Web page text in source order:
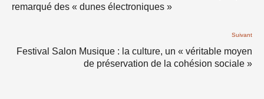
remarqué des « dunes électroniques »
Suivant
Festival Salon Musique : la culture, un « véritable moyen
de préservation de la cohésion sociale »